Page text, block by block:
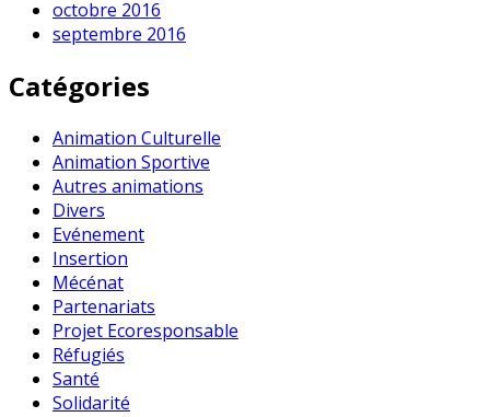
octobre 2016
septembre 2016
Catégories
Animation Culturelle
Animation Sportive
Autres animations
Divers
Evénement
Insertion
Mécénat
Partenariats
Projet Ecoresponsable
Réfugiés
Santé
Solidarité